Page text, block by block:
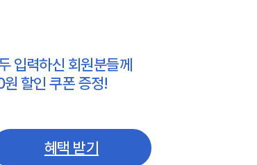
입력하신 회원분들께
할인 쿠폰 증정!
혜택 받기